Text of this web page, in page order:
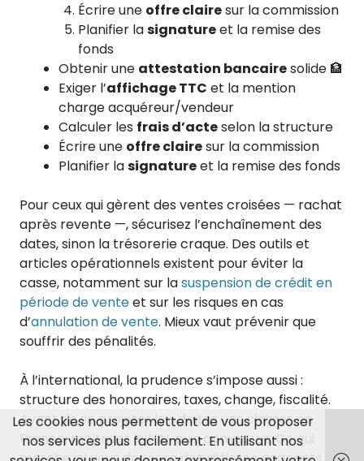
Écrire une offre clairesur la commission
Planifier lasignatureet la remise des
fonds
Obtenir une attestation bancairesolide 🏦
Exiger l’affichage TTC et la mention
charge acquéreur/vendeur
Calculer les frais d’acteselon la structure
Écrire une offre clairesur la commission
Planifier lasignatureet la remise des fonds
Pour ceux qui gèrent des ventes croisées — rachat
après revente —, sécurisez l’enchaînement des
dates, sinon la trésorerie craque. Des outils et
articles opérationnels existent pour éviter la
casse, notamment sur lasuspension de crédit en
période de venteet sur les risques en cas
d’annulation de vente. Mieux vaut prévenir que
souffrir des pénalités.
À l’international, la prudence s’impose aussi :
structure des honoraires, taxes, change, fiscalité.
Avant de se projeter loin, faites vos classes en
France, maîtrisez le HAI, puis comparez. Ce qui
Les cookies nous permettent de vous proposer
nos services plus facilement. En utilisant nos